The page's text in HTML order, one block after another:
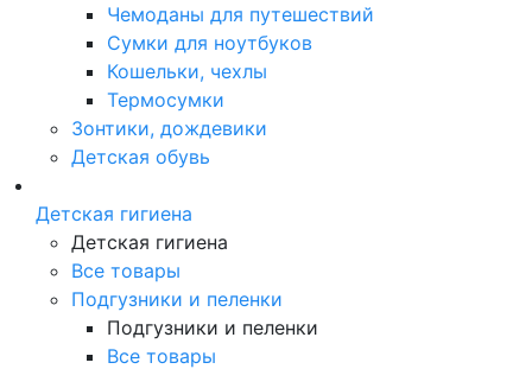
Чемоданы для путешествий
Сумки для ноутбуков
Кошельки, чехлы
Термосумки
Зонтики, дождевики
Детская обувь
Детская гигиена
Детская гигиена
Все товары
Подгузники и пеленки
Подгузники и пеленки
Все товары